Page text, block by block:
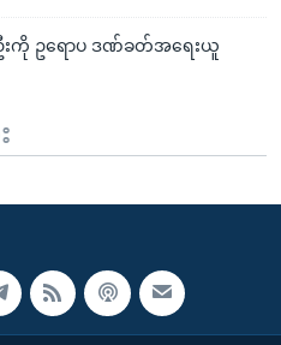
းကို ဥရောပ ဒဏ်ခတ်အရေးယူ